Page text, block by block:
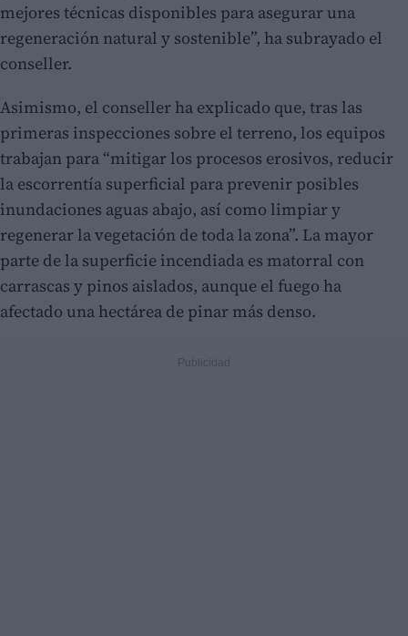
mejores técnicas disponibles para asegurar una
regeneración natural y sostenible”, ha subrayado el
conseller.
Asimismo, el conseller ha explicado que, tras las
primeras inspecciones sobre el terreno, los equipos
trabajan para “mitigar los procesos erosivos, reducir
la escorrentía superficial para prevenir posibles
inundaciones aguas abajo, así como limpiar y
regenerar la vegetación de toda la zona”. La mayor
parte de la superficie incendiada es matorral con
carrascas y pinos aislados, aunque el fuego ha
afectado una hectárea de pinar más denso.